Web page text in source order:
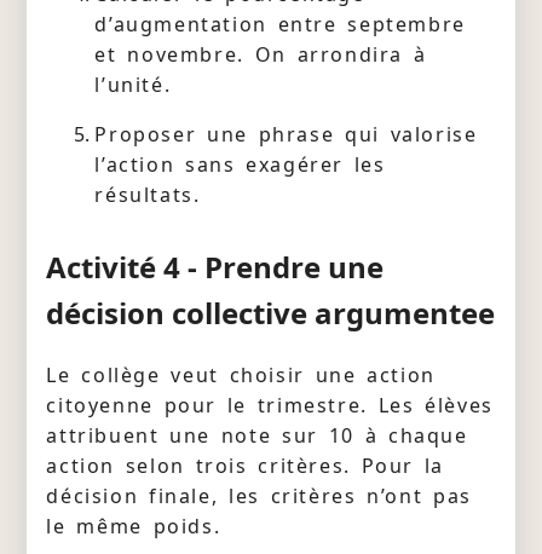
d’augmentation entre septembre
et novembre. On arrondira à
l’unité.
Proposer une phrase qui valorise
l’action sans exagérer les
résultats.
Activité 4 - Prendre une
décision collective argumentee
Le collège veut choisir une action
citoyenne pour le trimestre. Les élèves
attribuent une note sur 10 à chaque
action selon trois critères. Pour la
décision finale, les critères n’ont pas
le même poids.